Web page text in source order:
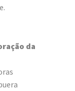
da